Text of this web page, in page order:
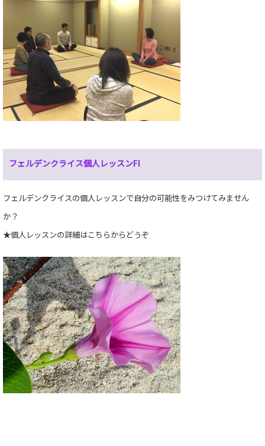
フェルデンクライス個人レッスンFI
フェルデンクライスの個人レッスンで自分の可能性をみつけてみません
か？
★個人レッスンの詳細はこちらからどうぞ